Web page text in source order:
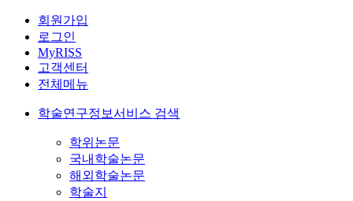
회원가입
로그인
MyRISS
고객센터
전체메뉴
학술연구정보서비스 검색
학위논문
국내학술논문
해외학술논문
학술지